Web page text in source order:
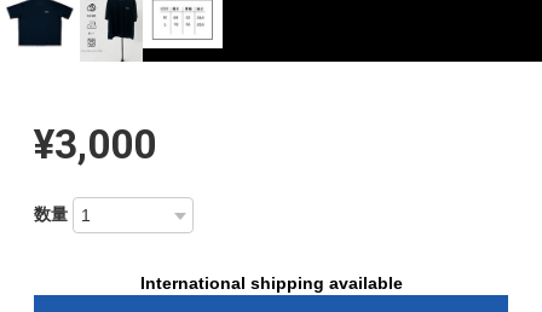
¥3,000
数量
International shipping available